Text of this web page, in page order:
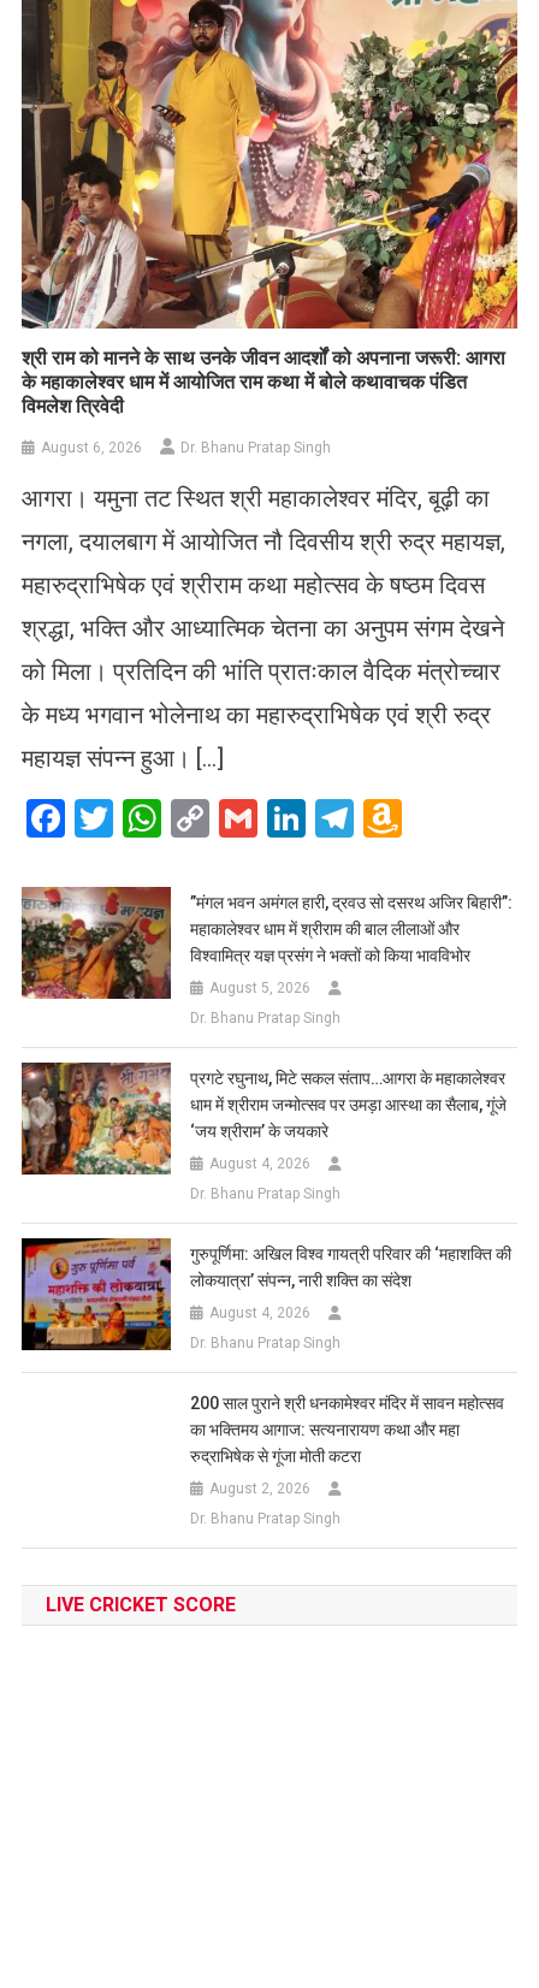
List
​श्री राम को मानने के साथ उनके जीवन आदर्शों को अपनाना जरूरी: आगरा
के महाकालेश्वर धाम में आयोजित राम कथा में बोले कथावाचक पंडित
विमलेश त्रिवेदी
August 6, 2026 Dr. Bhanu Pratap Singh
आगरा। यमुना तट स्थित श्री महाकालेश्वर मंदिर, बूढ़ी का
नगला, दयालबाग में आयोजित नौ दिवसीय श्री रुद्र महायज्ञ,
महारुद्राभिषेक एवं श्रीराम कथा महोत्सव के षष्ठम दिवस
श्रद्धा, भक्ति और आध्यात्मिक चेतना का अनुपम संगम देखने
को मिला। प्रतिदिन की भांति प्रातःकाल वैदिक मंत्रोच्चार
के मध्य भगवान भोलेनाथ का महारुद्राभिषेक एवं श्री रुद्र
महायज्ञ संपन्न हुआ। […]
Facebook
Twitter
WhatsApp
CopyGmailLinkedIn
Telegram
List
​”मंगल भवन अमंगल हारी, द्रवउ सो दसरथ अजिर बिहारी”:
महाकालेश्वर धाम में श्रीराम की बाल लीलाओं और
विश्वामित्र यज्ञ प्रसंग ने भक्तों को किया भावविभोर
August 5, 2026
Dr. Bhanu Pratap Singh
प्रगटे रघुनाथ, मिटे सकल संताप…आगरा के महाकालेश्वर
धाम में श्रीराम जन्मोत्सव पर उमड़ा आस्था का सैलाब, गूंजे
‘जय श्रीराम’ के जयकारे
August 4, 2026
Dr. Bhanu Pratap Singh
गुरुपूर्णिमा: अखिल विश्व गायत्री परिवार की ‘महाशक्ति की
लोकयात्रा’ संपन्न, नारी शक्ति का संदेश
August 4, 2026
Dr. Bhanu Pratap Singh
200 साल पुराने श्री धनकामेश्वर मंदिर में सावन महोत्सव
का भक्तिमय आगाज: सत्यनारायण कथा और महा
रुद्राभिषेक से गूंजा मोती कटरा
August 2, 2026
Dr. Bhanu Pratap Singh
LIVE CRICKET SCORE